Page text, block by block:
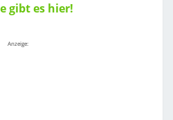
gibt es hier!
Anzeige: